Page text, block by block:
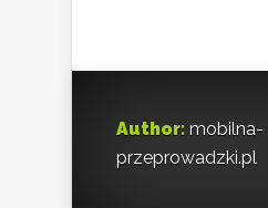
Author: mobilna-
przeprowadzki.pl